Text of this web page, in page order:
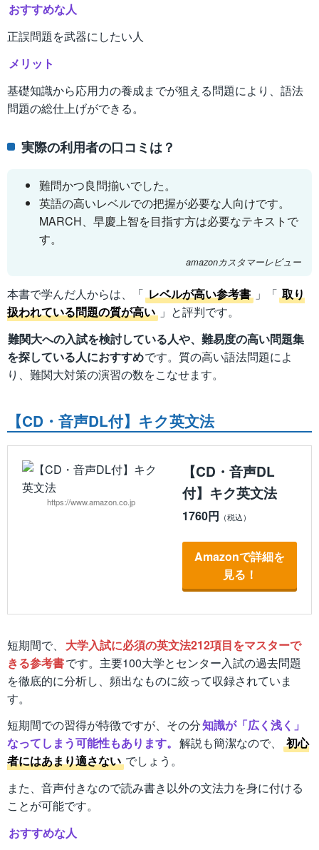
おすすめな人
正誤問題を武器にしたい人
メリット
基礎知識から応用力の養成までが狙える問題により、語法
問題の総仕上げができる。
実際の利用者の口コミは？
難問かつ良問揃いでした。
英語の高いレベルでの把握が必要な人向けです。
MARCH、早慶上智を目指す方は必要なテキストで
す。
amazonカスタマーレビュー
本書で学んだ人からは、「 レベルが高い参考書 」「 取り
扱われている問題の質が高い 」と評判です。
難関大への入試を検討している人や、難易度の高い問題集
を探している人におすすめです。質の高い語法問題によ
り、難関大対策の演習の数をこなせます。
【CD・音声DL付】キク英文法
https://www.amazon.co.jp
【CD・音声DL
付】キク英文法
1760円
Amazonで詳細を
見る！
短期間で、
大学入試に必須の英文法212項目をマスターで
きる参考書です。主要100大学とセンター入試の過去問題
を徹底的に分析し、頻出なものに絞って収録されていま
す。
短期間での習得が特徴ですが、その分知識が「広く浅く」
なってしまう可能性もあります。 解説も簡潔なので、
初心
者にはあまり適さない でしょう。
また、音声付きなので読み書き以外の文法力を身に付ける
ことが可能です。
おすすめな人